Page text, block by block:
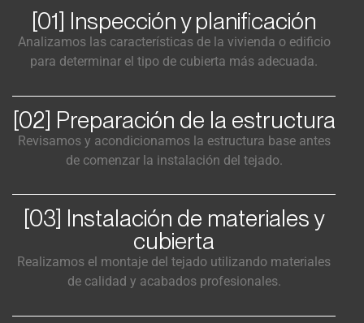
[01] Inspección y planificación
Analizamos las características de la vivienda o edificio
para determinar el tipo de cubierta más adecuada.
[02] Preparación de la estructura
Revisamos y acondicionamos la estructura base antes
de comenzar la instalación del tejado.
[03] Instalación de materiales y
cubierta
Realizamos el montaje del tejado utilizando materiales
de calidad y acabados profesionales.